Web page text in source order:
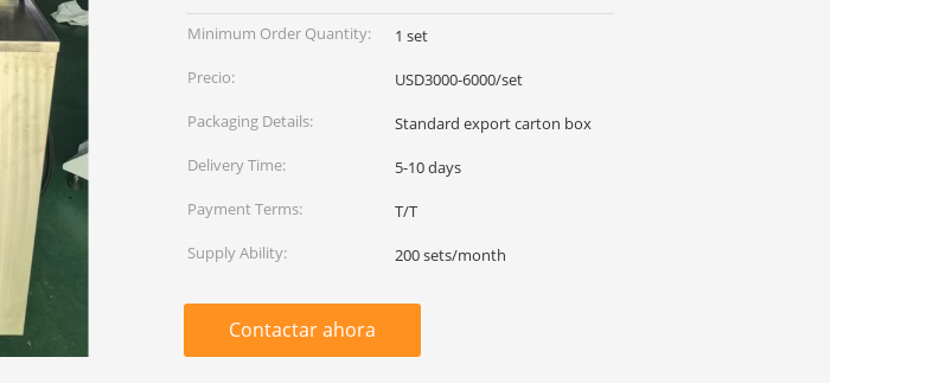
Minimum Order Quantity:
1 set
Precio:
USD3000-6000/set
Packaging Details:
Standard export carton box
Delivery Time:
5-10 days
Payment Terms:
T/T
Supply Ability:
200 sets/month
Contactar ahora